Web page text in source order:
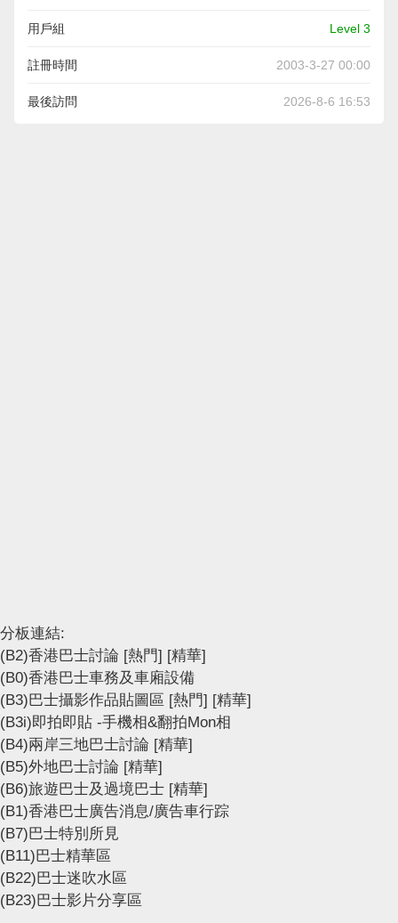
用戶組 Level 3
註冊時間 2003-3-27 00:00
最後訪問 2026-8-6 16:53
分板連結:
(B2)香港巴士討論 [熱門] [精華]
(B0)香港巴士車務及車廂設備
(B3)巴士攝影作品貼圖區 [熱門] [精華]
(B3i)即拍即貼 -手機相&翻拍Mon相
(B4)兩岸三地巴士討論 [精華]
(B5)外地巴士討論 [精華]
(B6)旅遊巴士及過境巴士 [精華]
(B1)香港巴士廣告消息/廣告車行踪
(B7)巴士特別所見
(B11)巴士精華區
(B22)巴士迷吹水區
(B23)巴士影片分享區